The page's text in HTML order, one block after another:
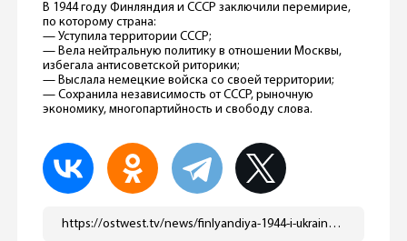
В 1944 году Финляндия и СССР заключили перемирие,
по которому страна:
— Уступила территории СССР;
— Вела нейтральную политику в отношении Москвы,
избегала антисоветской риторики;
— Выслала немецкие войска со своей территории;
— Сохранила независимость от СССР, рыночную
экономику, многопартийность и свободу слова.
https://ostwest.tv/news/finlyandiya-1944-i-ukraina-2025/